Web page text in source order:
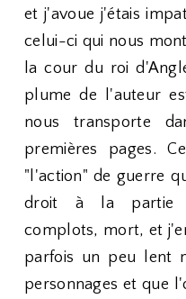
et j'avoue j'étais
celui-ci qui nous
la cour du roi
plume de l'auteur
nous transporte
premières pages.
"l'action" de guerre
droit à la partie
complots, mort, et
parfois un peu lent
personnages et que